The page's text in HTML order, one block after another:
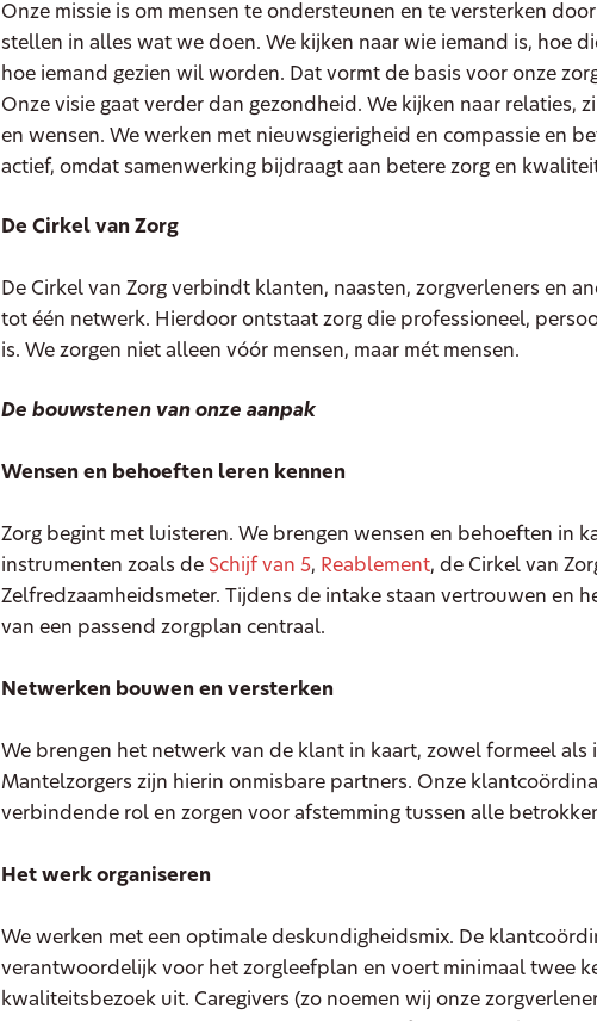
Onze missie is om mensen te ondersteunen en te versterken
stellen in alles wat we doen. We kijken naar wie iemand is, hoe
hoe iemand gezien wil worden. Dat vormt de basis voor onze
Onze visie gaat verder dan gezondheid. We kijken naar relaties,
en wensen. We werken met nieuwsgierigheid en compassie en
actief, omdat samenwerking bijdraagt aan betere zorg en
De Cirkel van Zorg
De Cirkel van Zorg verbindt klanten, naasten, zorgverleners en
tot één netwerk. Hierdoor ontstaat zorg die professioneel,
is. We zorgen niet alleen vóór mensen, maar mét mensen.
De bouwstenen van onze aanpak
Wensen en behoeften leren kennen
Zorg begint met luisteren. We brengen wensen en behoeften in
instrumenten zoals de Schijf van 5, Reablement, de Cirkel van
Zelfredzaamheidsmeter. Tijdens de intake staan vertrouwen en
van een passend zorgplan centraal.
Netwerken bouwen en versterken
We brengen het netwerk van de klant in kaart, zowel formeel als
Mantelzorgers zijn hierin onmisbare partners. Onze
verbindende rol en zorgen voor afstemming tussen alle
Het werk organiseren
We werken met een optimale deskundigheidsmix. De
verantwoordelijk voor het zorgleefplan en voert minimaal twee
kwaliteitsbezoek uit. Caregivers (zo noemen wij onze